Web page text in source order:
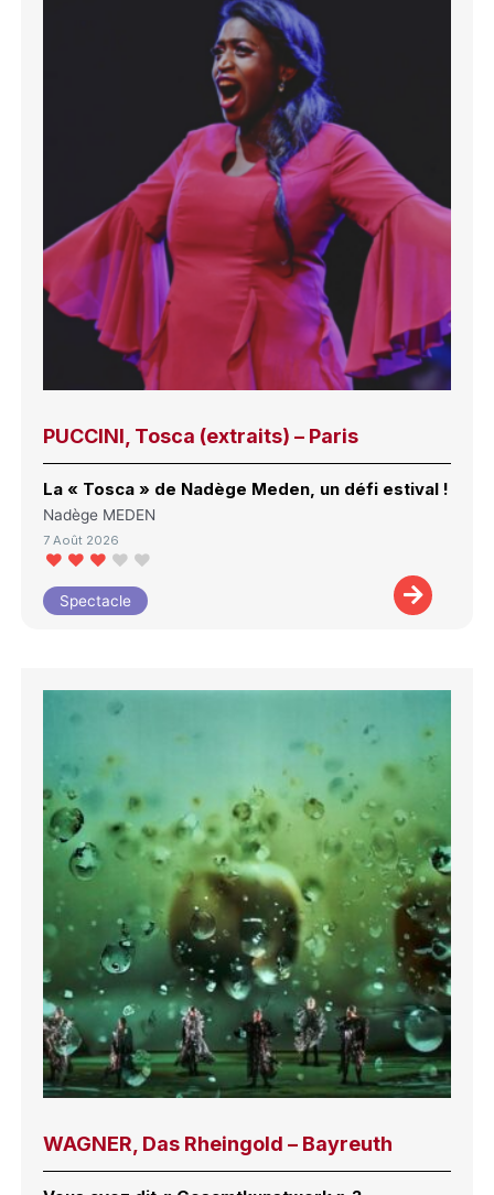
PUCCINI, Tosca (extraits) – Paris
La « Tosca » de Nadège Meden, un défi estival !
Nadège MEDEN
7 Août 2026
Spectacle
WAGNER, Das Rheingold – Bayreuth